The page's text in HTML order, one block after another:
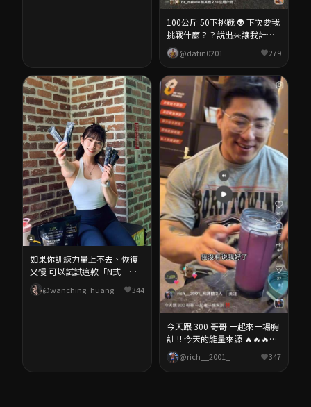
@ns_muscle 我超愛他們的藍
莓口味 還有隨手包超級方便 折
扣碼：fc（享95折優惠）
100公斤 50下挑戰 👽 下次要我
挑戰什麼？？說出來讓我計劃
一下 @ns_muscle 超讚的訓前
一水肌酸！ 極細緻的粉末好喝
又好吸收 被證實非常有助於人
體的營養補給品 🔥 目前都有優
惠活動趁快到官網搶購！ ➡️折
扣碼：tin #健身 #fit
#benchpress #workout #健美
@datin0201 279
如果你訓練力量上不去、恢復
又慢 可以試試這款「N式一水
肌酸」 溶解度蠻好，喝起來不
會沙沙的 目前用下來的感覺
手試試 ⭐折扣碼：sunny0626 #
@wanching_huang 344
今天跟 300 哥哥 一起來一場胸
訓 ‼️ 今天的能量來源 🔥🔥🔥
NS MUSCLE N式一水肌酸 -專利
CreHytine™M 膠體微化技術 -秒
溶解不結塊 -吸收效率佳 -溫和
@rich__2001_ 347